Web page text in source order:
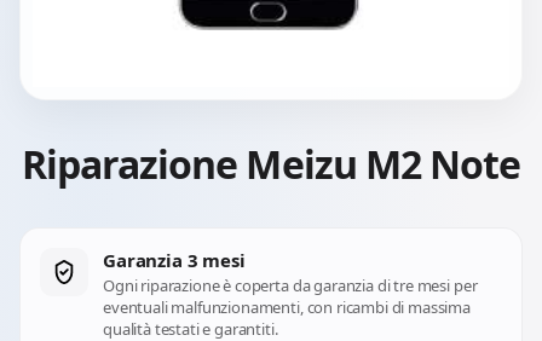
Riparazione Meizu M2 Note
Garanzia 3 mesi
Ogni riparazione è coperta da garanzia di tre mesi per
eventuali malfunzionamenti, con ricambi di massima
qualità testati e garantiti.